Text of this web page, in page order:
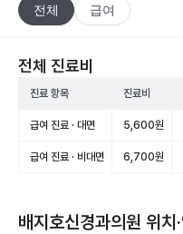
전체 급여
전체 진료비
진료 항목 진료비
급여 진료 · 대면 5,600원
급여 진료 · 비대면 6,700원
배지호신경과의원 위치